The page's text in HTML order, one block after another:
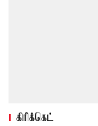
கிரிக்கெட்